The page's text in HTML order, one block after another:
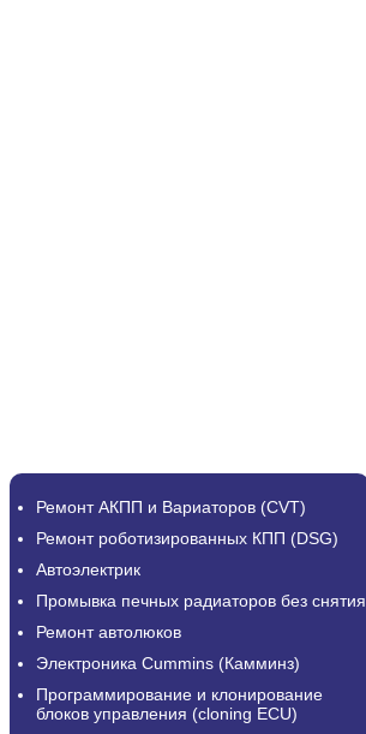
Ремонт АКПП и Вариаторов (CVT)
Ремонт роботизированных КПП (DSG)
Автоэлектрик
Промывка печных радиаторов без снятия
Ремонт автолюков
Электроника Cummins (Камминз)
Программирование и клонирование
блоков управления (cloning ECU)